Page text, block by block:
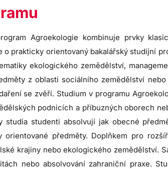
Agroekologie kombinuje prvky
o prakticky orientovaný bakalářský studijní
ekologického zemědělství,
z oblasti sociálního zemědělství
se zvěří. Studium v programu
podnicích a příbuzných oborech
studia studenti absolvují jak obecné
orientované předměty. Doplňkem pro
krajiny nebo ekologického zemědělství.
nebo absolvování zahraniční praxe.